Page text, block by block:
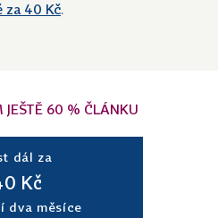
za 40 Kč.
JEŠTĚ 60 % ČLÁNKU
dál za
Kč
dva měsíce